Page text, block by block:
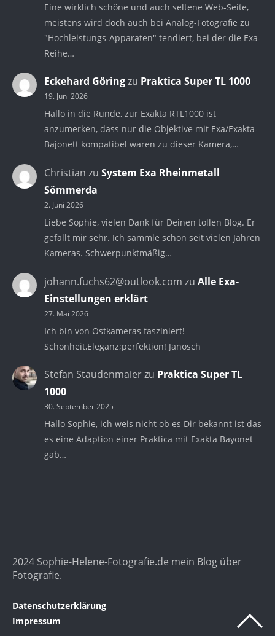
Eine wirklich schöne und auch seltene Web-Seite,
meistens wird doch auch bei Analog-Fotografie zu
"Hochleistungs-Apparaten" tendiert, bei der die Exa-
Reihe…
Eckehard Göringzu Praktica Super TL 1000
19. Juni 2026
Hallo in die Runde, zur Exakta RTL1000 ist
anzumerken, dass nur die Objektive mit Exa/Exakta-
Bajonett kompatibel waren zu dieser Kamera,…
Christian zu System Exa Rheinmetall
Sömmerda
2. Juni 2026
Liebe Sophie, vielen Dank für Deinen tollen Blog. Er
gefällt mir sehr. Ich sammle schon seit vielen Jahren
Kameras. Schwerpunktmäßig…
johann.fuchs62@outlook.com zu Alle Exa-
Einstellungen erklärt
27. Mai 2026
Ich bin von Ostkameras fasziniert!
Schönheit,Eleganz;perfektion! Janosch
Stefan Staudenmaierzu Praktica Super TL
1000
30. September 2025
Hallo Sophie, ich weis nicht ob es Dir bekannt ist das
es eine Adaption einer Praktica mit Exakta Bayonet
gab…
2024 Sophie-Helene-Fotografie.de mein Blog über
Fotografie.
Datenschutzerklärung
Impressum